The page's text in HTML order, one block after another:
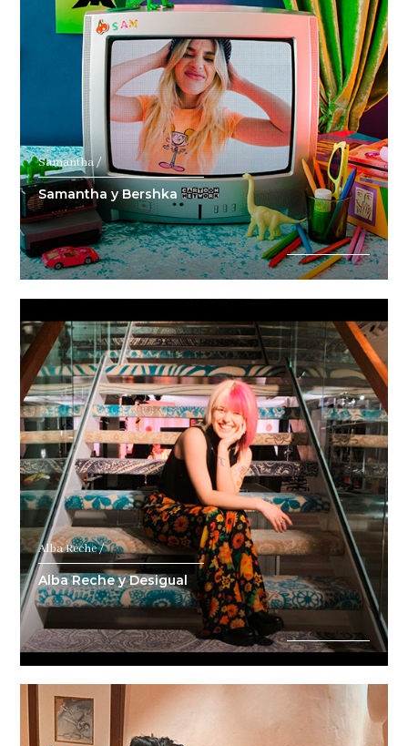
Samantha /
Samantha y Bershka
Alba Reche /
Alba Reche y Desigual